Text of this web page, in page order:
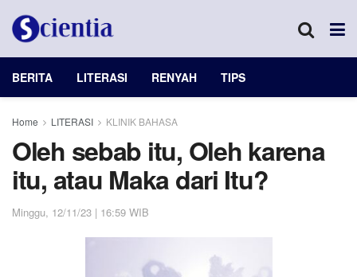
BERITA LITERASI RENYAH TIPS
Home LITERASI KLINIK BAHASA
Oleh sebab itu, Oleh karena
itu, atau Maka dari Itu?
Minggu, 12/11/23 | 16:59 WIB